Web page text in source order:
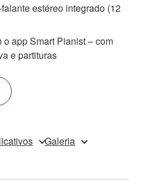
estéreo integrado (12
app Smart Pianist – com
e partituras
Galeria